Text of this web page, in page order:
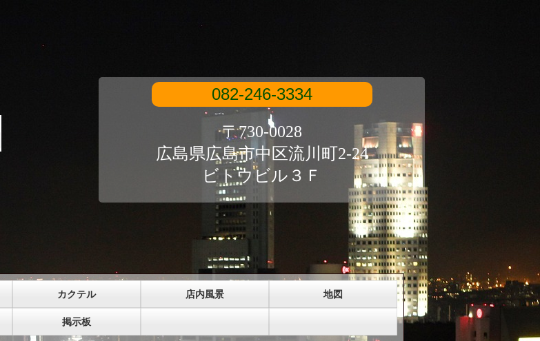
082-246-3334
〒730-0028
広島県広島市中区流川町2-24
ビトウビル３Ｆ
カクテル 店内風景 地図
掲示板